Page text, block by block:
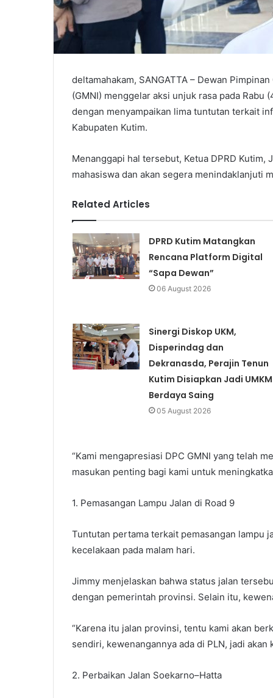
deltamahakam, SANGATTA – Dewan
(GMNI) menggelar aksi unjuk rasa pada Rabu
dengan menyampaikan lima tuntutan terkait
Kabupaten Kutim.
Menanggapi hal tersebut, Ketua DPRD Kutim,
mahasiswa dan akan segera menindaklanjuti
Related Articles
DPRD Kutim Matangkan
Rencana Platform Digital
“Sapa Dewan”
06 August 2026
Sinergi Diskop UKM,
Disperindag dan
Dekranasda, Perajin Tenun
Kutim Disiapkan Jadi UMKM
Berdaya Saing
05 August 2026
“Kami mengapresiasi DPC GMNI yang telah
masukan penting bagi kami untuk
1. Pemasangan Lampu Jalan di Road 9
Tuntutan pertama terkait pemasangan lampu
kecelakaan pada malam hari.
Jimmy menjelaskan bahwa status jalan
dengan pemerintah provinsi. Selain itu,
“Karena itu jalan provinsi, tentu kami akan
sendiri, kewenangannya ada di PLN, jadi
2. Perbaikan Jalan Soekarno–Hatta